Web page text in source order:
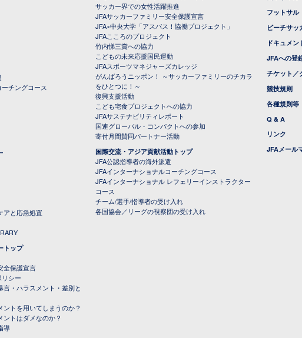
チングコース
アと応急処置
トップ
全保護宣言
シー
言・ハラスメント・差別と
トを用いてしまうのか？
トはダメなのか？
導
サッカー界での女性活躍推進
JFAサッカーファミリー安全保護宣言
JFA×中央大学「アスパス！協働プロジェクト」
JFAこころのプロジェクト
竹内悌三賞への協力
こどもの未来応援国民運動
JFAスポーツマネジャーズカレッジ
がんばろうニッポン！ ～サッカーファミリーのチカラ
をひとつに！～
復興支援活動
こども宅食プロジェクトへの協力
JFAサステナビリティレポート
国連グローバル・コンパクトへの参加
寄付月間賛同パートナー活動
国際交流・アジア貢献活動トップ
JFA公認指導者の海外派遣
JFAインターナショナルコーチングコース
JFAインターナショナル レフェリーインストラクター
コース
チーム/選手/指導者の受け入れ
各国協会／リーグの視察団の受け入れ
フットサル
ビーチサッ
ドキュメン
JFAへの登
チケット／
競技規則
各種規則等
Q & A
リンク
JFAメール